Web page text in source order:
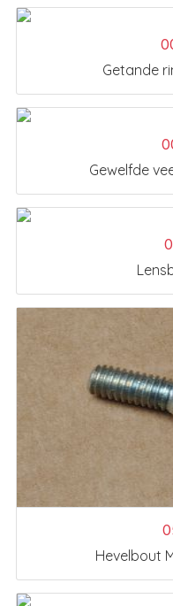
Getande
Gewelfde
Hevelbout